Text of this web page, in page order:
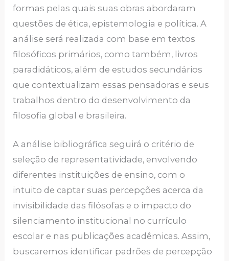
formas pelas quais suas obras abordaram
questões de ética, epistemologia e política. A
análise será realizada com base em textos
filosóficos primários, como também, livros
paradidáticos, além de estudos secundários
que contextualizam essas pensadoras e seus
trabalhos dentro do desenvolvimento da
filosofia global e brasileira.
A análise bibliográfica seguirá o critério de
seleção de representatividade, envolvendo
diferentes instituições de ensino, com o
intuito de captar suas percepções acerca da
invisibilidade das filósofas e o impacto do
silenciamento institucional no currículo
escolar e nas publicações acadêmicas. Assim,
buscaremos identificar padrões de percepção